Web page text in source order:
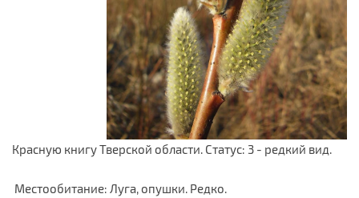
Красную книгу Тверской области. Статус: 3 - редкий вид.
Местообитание: Луга, опушки. Редко.